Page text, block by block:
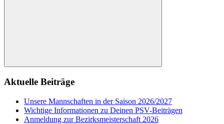
Suchen
Aktuelle Beiträge
Unsere Mannschaften in der Saison 2026/2027
Wichtige Informationen zu Deinen PSV-Beiträgen
Anmeldung zur Bezirksmeisterschaft 2026